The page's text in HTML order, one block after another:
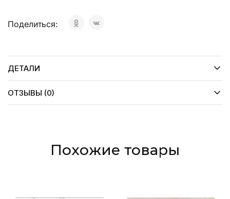
Поделиться:
ДЕТАЛИ
ОТЗЫВЫ (0)
Похожие товары